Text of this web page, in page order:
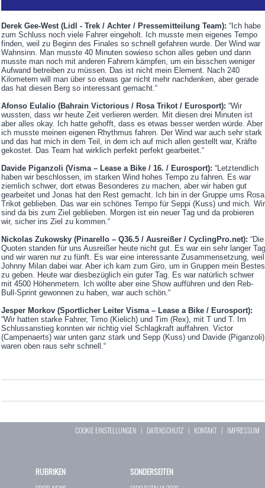
Derek Gee-West (Lidl - Trek / Achter / Pressemitteilung Team): “Ich habe
zum Schluss noch viele Fahrer eingeholt. Ich musste mein eigenes Tempo
finden, weil zu Beginn des Finales so schnell gefahren wurde. Der Wind war
Wahnsinn. Man musste 40 Minuten sowieso schon alles geben und dann
musste man noch mit anderen Fahrern kämpfen, um ein bisschen weniger
Aufwand betreiben zu müssen. Das ist nicht mein Element. Nach 240
Kilometern will man über so etwas gar nicht mehr nachdenken, aber gerade
das hat diesen Berg so interessant gemacht.“
Afonso Eulalio (Bahrain Victorious / Rosa Trikot / Eurosport): “Wir
wussten, dass wir heute Zeit verlieren werden. Mit diesen drei Minuten ist
aber alles okay. Ich hatte gehofft, dass es etwas besser werden würde. Aber
ich musste meinen eigenen Rhythmus fahren. Der Wind war auch sehr stark
und das hat mich in dem Teil, in dem ich auf mich allen gestellt war, Kräfte
gekostet. Das Team hat wirklich perfekt perfekt gearbeitet.“
Davide Piganzoli (Visma – Lease a Bike / 16. / Eurosport): “Letztendlich
haben wir beschlossen, im starken Wind hohes Tempo zu fahren. Es war
ziemlich schwer, dort etwas Besonderes zu machen, aber wir haben gut
gearbeitet und Jonas hat den Rest gemacht. Ich bin in der Gruppe ums Rosa
Trikot geblieben. Das war ein schönes Tempo für Seppi (Kuss) und mich. Wir
sind da bis zum Ziel geblieben. Morgen ist ein neuer Tag und da probieren
wir, sicher ins Ziel zu kommen.“
Nickolas Zukowsky (Pinarello – Q36.5 / Ausreißer / CyclingPro.net): “Die
Quoten standen für uns Ausreißer heute nicht gut. Es war ein sehr langer Tag
und wir waren nur zu fünft. Es war eine interessante Zusammensetzung, weil
Johnny Milan dabei war. Aber ich kam zum Giro, um in Gruppen mein Bestes
zu geben. Heute war diesbezüglich ein guter Tag. Es war natürlich schwer
mit 4500 Höhenmetern. Ich wollte aber eine Show aufführen und den Reb-
Bull-Sprint gewonnen zu haben, war auch schön.“
Jesper Morkov (Sportlicher Leiter Visma – Lease a Bike / Eurosport):
“Wir hatten starke Fahrer, Timo (Kielich) und Tim (Rex), mit T und T. Im
Schlussanstieg konnten wir richtig viel Schlagkraft auffahren. Victor
(Campenaerts) war unten ganz stark und Sepp (Kuss) und Davide (Piganzoli)
waren oben raus sehr schnell.“
COOKIE EINSTELLUNGEN | DATENSCHUTZ | KONTAKT| IMPRESSUM
RUBRIKEN SONDERSEITEN